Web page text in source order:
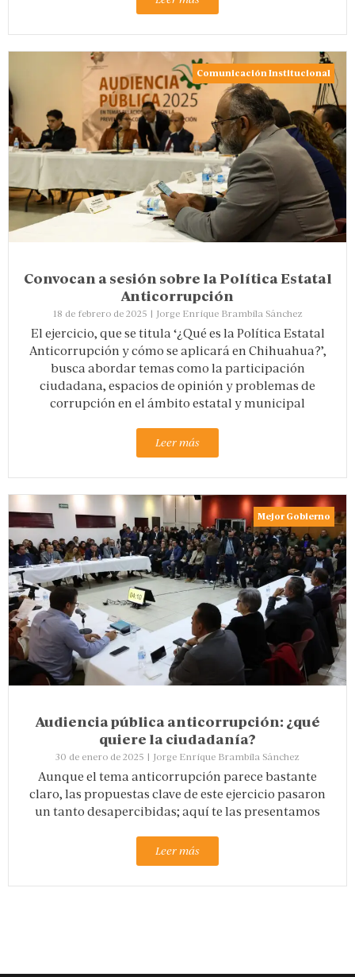
Comunicación Institucional
Convocan a sesión sobre la Política Estatal
Anticorrupción
18 de febrero de 2025 | Jorge Enrique Brambila Sánchez
El ejercicio, que se titula ‘¿Qué es la Política Estatal
Anticorrupción y cómo se aplicará en Chihuahua?’,
busca abordar temas como la participación
ciudadana, espacios de opinión y problemas de
corrupción en el ámbito estatal y municipal
Leer más
Mejor Gobierno
Audiencia pública anticorrupción: ¿qué
quiere la ciudadanía?
30 de enero de 2025 | Jorge Enrique Brambila Sánchez
Aunque el tema anticorrupción parece bastante
claro, las propuestas clave de este ejercicio pasaron
un tanto desapercibidas; aquí te las presentamos
Leer más